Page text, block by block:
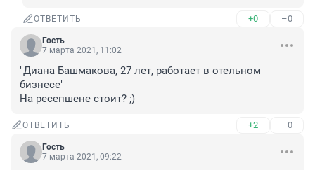
ОТВЕТИТЬ +0 –0
Гость
7 марта 2021, 11:02
"Диана Башмакова, 27 лет, работает в отельном
бизнесе"
На ресепшене стоит? ;)
ОТВЕТИТЬ +2 –0
Гость
7 марта 2021, 09:22